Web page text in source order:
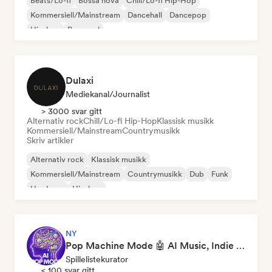
Kommersiell/Mainstream
Dancehall
Dancepop
Hip-hop
Pop-soul
Dulaxi
Mediekanal/journalist
> 3000 svar gitt
Alternativ rockChill/Lo-fi Hip-HopKlassisk musikk
Kommersiell/MainstreamCountrymusikk
Skriv artikler
Alternativ rock
Klassisk musikk
Kommersiell/Mainstream
Countrymusikk Dub
Funk
Hardcore
Hip-hop
NY
Pop Machine Mode 🤖 AI Music, Indie Pop & Dream Pop
Spillelistekurator